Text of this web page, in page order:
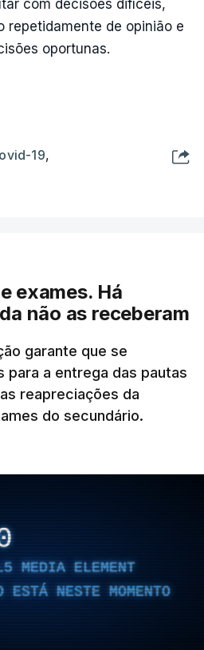
com decisões difíceis,
repetidamente de opinião e
oportunas.
19,
exames. Há
não as receberam
garante que se
para a entrega das pautas
reapreciações da
do secundário.
MEDIA ELEMENT
ESTÁ NESTE MOMENTO